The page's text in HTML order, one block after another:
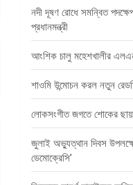
নদী দূষণ রোধে সমন্বিত
প্রধানমন্ত্রী
আংশিক চালু মহেশখালীর
শাওমি উন্মোচন করল নতুন
লোকসংগীত জগতে শোকের
জুলাই অভ্যুত্থান দিবস উপলক্ষে
ডেমোক্রেসি’